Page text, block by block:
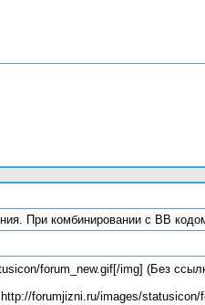
При комбинировании с BB
forum_new.gif[/img] (Без
forumjizni.ru/images/